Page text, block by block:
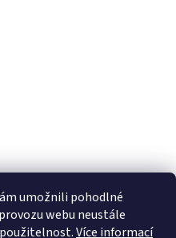
umožnili pohodlné
webu neustále
Více informací